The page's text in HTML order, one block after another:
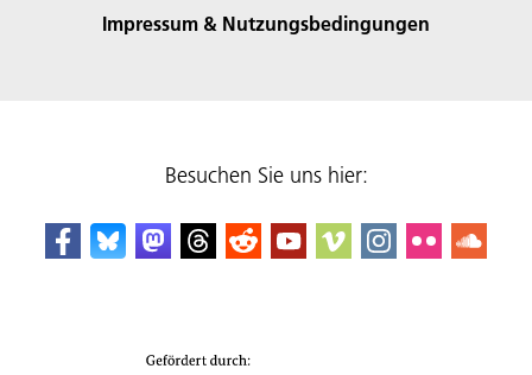
Impressum & Nutzungsbedingungen
Besuchen Sie uns hier: